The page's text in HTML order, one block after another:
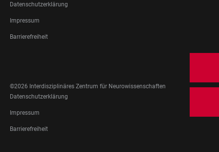
FOOTER
LEGAL
Datenschutzerklärung
Impressum
Barrierefreiheit
MEDIA
©2026 Interdisziplinäres Zentrum für Neurowissenschaften
FOOTER
LEGAL
Datenschutzerklärung
Impressum
Barrierefreiheit